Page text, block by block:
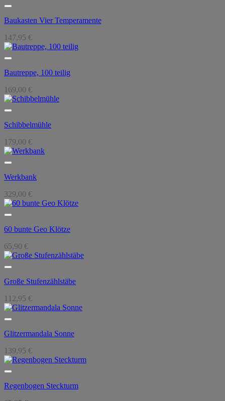
Baukasten Vier Temperamente
147,95 €
Bautreppe, 100 teilig
169,00 €
Schibbelmühle
179,00 €
Werkbank
329,00 €
60 bunte Geo Klötze
65,90 €
Große Stufenzählstäbe
112,95 €
Glitzermandala Sonne
139,95 €
Regenbogen Steckturm